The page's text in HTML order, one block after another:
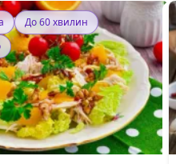
До 60 хвилин